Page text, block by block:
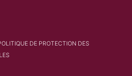
DE PROTECTION DES